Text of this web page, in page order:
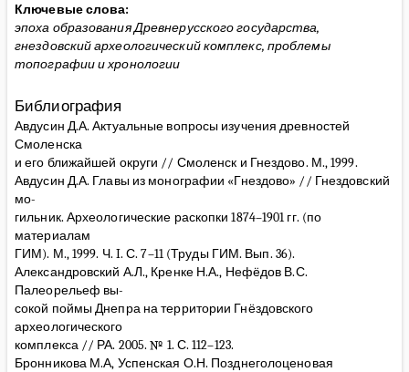
Ключевые слова:
эпоха образования Древнерусского государства,
гнездовский археологический комплекс, проблемы
топографии и хронологии
Библиография
Авдусин Д.А. Актуальные вопросы изучения древностей
Смоленска
и его ближайшей округи // Смоленск и Гнездово. М., 1999.
Авдусин Д.А. Главы из монографии «Гнездово» // Гнездовский
мо-
гильник. Археологические раскопки 1874–1901 гг. (по
материалам
ГИМ). М., 1999. Ч. I. С. 7–11 (Труды ГИМ. Вып. 36).
Александровский А.Л., Кренке Н.А., Нефёдов В.С.
Палеорельеф вы-
сокой поймы Днепра на территории Гнёздовского
археологического
комплекса // РА. 2005. № 1. С. 112–123.
Бронникова М.А, Успенская О.Н. Позднеголоценовая